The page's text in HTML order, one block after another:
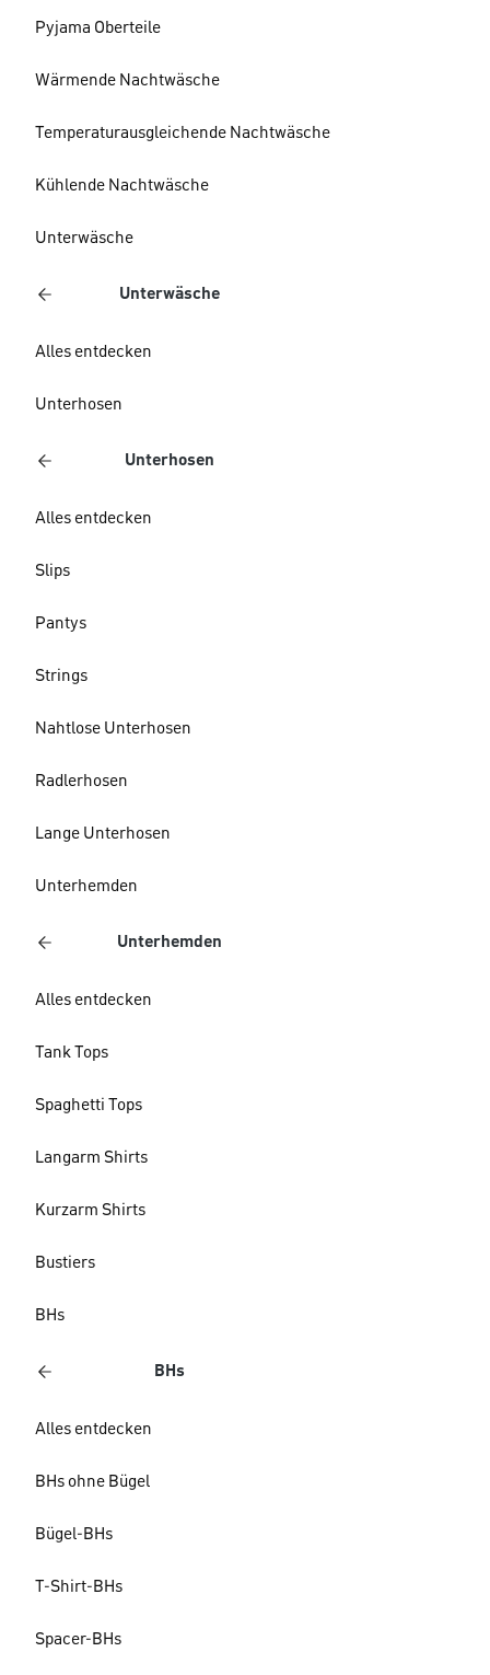
Pyjama Oberteile
Wärmende Nachtwäsche
Temperaturausgleichende Nachtwäsche
Kühlende Nachtwäsche
Unterwäsche
Unterwäsche
Alles entdecken
Unterhosen
Unterhosen
Alles entdecken
Slips
Pantys
Strings
Nahtlose Unterhosen
Radlerhosen
Lange Unterhosen
Unterhemden
Unterhemden
Alles entdecken
Tank Tops
Spaghetti Tops
Langarm Shirts
Kurzarm Shirts
Bustiers
BHs
BHs
Alles entdecken
BHs ohne Bügel
Bügel-BHs
T-Shirt-BHs
Spacer-BHs